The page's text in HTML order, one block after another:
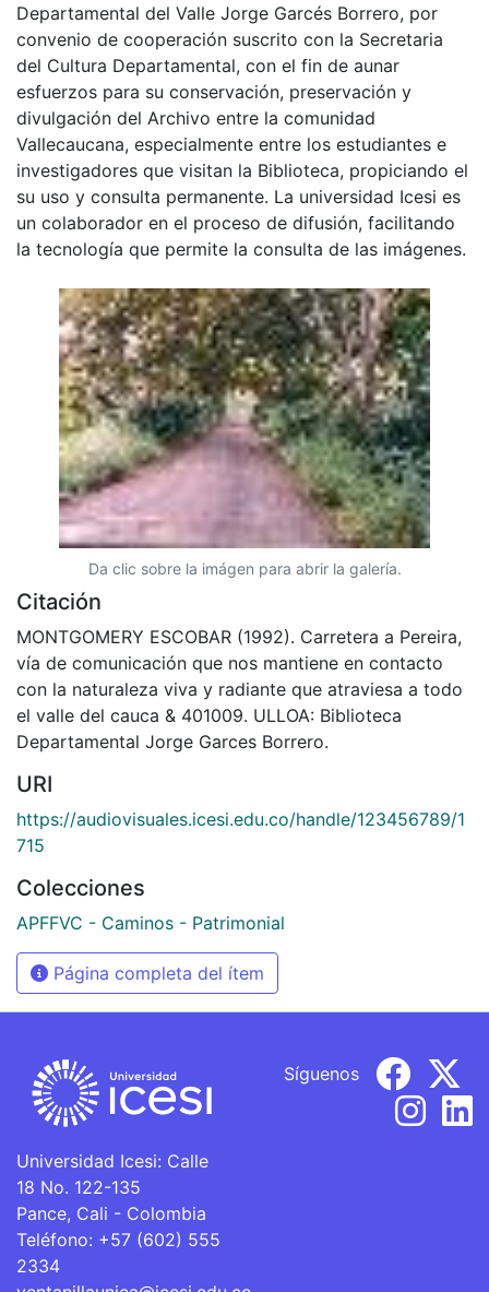
Departamental del Valle Jorge Garcés Borrero, por
convenio de cooperación suscrito con la Secretaria
del Cultura Departamental, con el fin de aunar
esfuerzos para su conservación, preservación y
divulgación del Archivo entre la comunidad
Vallecaucana, especialmente entre los estudiantes e
investigadores que visitan la Biblioteca, propiciando el
su uso y consulta permanente. La universidad Icesi es
un colaborador en el proceso de difusión, facilitando
la tecnología que permite la consulta de las imágenes.
Da clic sobre la imágen para abrir la galería.
Citación
MONTGOMERY ESCOBAR (1992). Carretera a Pereira,
vía de comunicación que nos mantiene en contacto
con la naturaleza viva y radiante que atraviesa a todo
el valle del cauca & 401009. ULLOA: Biblioteca
Departamental Jorge Garces Borrero.
URI
https://audiovisuales.icesi.edu.co/handle/123456789/1
715
Colecciones
APFFVC - Caminos - Patrimonial
Página completa del ítem
Universidad Icesi: Calle
18 No. 122-135
Pance, Cali - Colombia
Teléfono: +57 (602) 555
2334
Síguenos